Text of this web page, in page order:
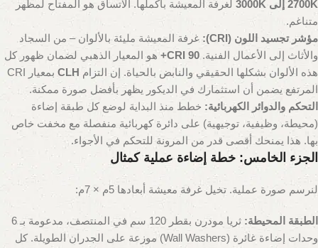
2700K إلى 3000K
لغرفة المعيشة بأكملها. الاتساق هو المفتاح لمظهر
متناغم.
مؤشر تجسيد اللون (CRI):
غرفة المعيشة مليئة بالألوان – من السجاد
والأثاث إلى الأعمال الفنية. CRI 90+
هو المعيار الذهبي لضمان ظهور كل
هذه الألوان بشكلها الحقيقي والنابض بالحياة. إن التزام CLH
بمعيار CRI
المرتفع يضمن أن استثمارك في الديكور يظهر بأفضل صورة ممكنة.
التحكم والدوائر الكهربائية: خطط منذ البداية لوضع كل طبقة إضاءة
(محيطة، وظيفية، توجيهية) على دائرة كهربائية منفصلة مع مخفت خاص
بها. هذا يمنحك أقصى قدر من المرونة للتحكم في الأجواء.
الجزء الخامس: خطة إضاءة عملية كمثال
لنرسم صورة عملية. تخيل غرفة معيشة أبعادها 5م × 7م:
الطبقة المحيطة:
ثريا مودرن بقطر 120 سم في المنتصف، مدعومة بـ 6
وحدات إضاءة غائرة (Wall Washers) موزعة على الجدران الطويلة. كل